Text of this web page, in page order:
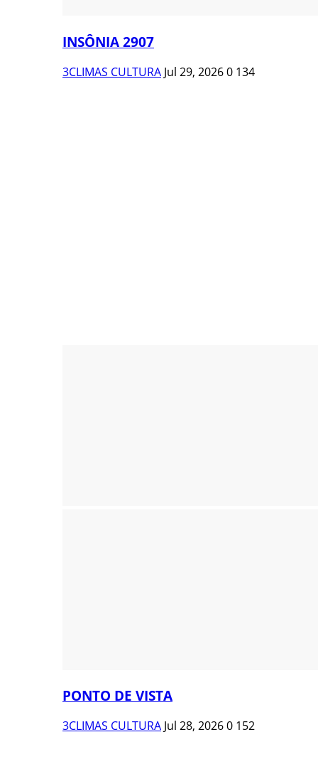
INSÔNIA 2907
3CLIMAS CULTURA Jul 29, 20260 134
PONTO DE VISTA
3CLIMAS CULTURA Jul 28, 20260 152